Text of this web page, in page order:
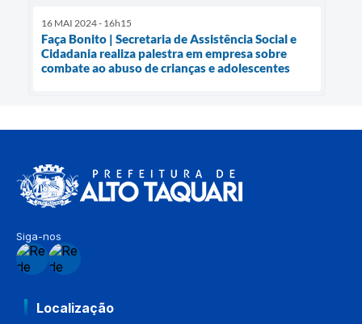
16 MAI 2024 - 16h15
Faça Bonito | Secretaria de Assistência Social e
Cidadania realiza palestra em empresa sobre
combate ao abuso de crianças e adolescentes
Siga-nos
Localização